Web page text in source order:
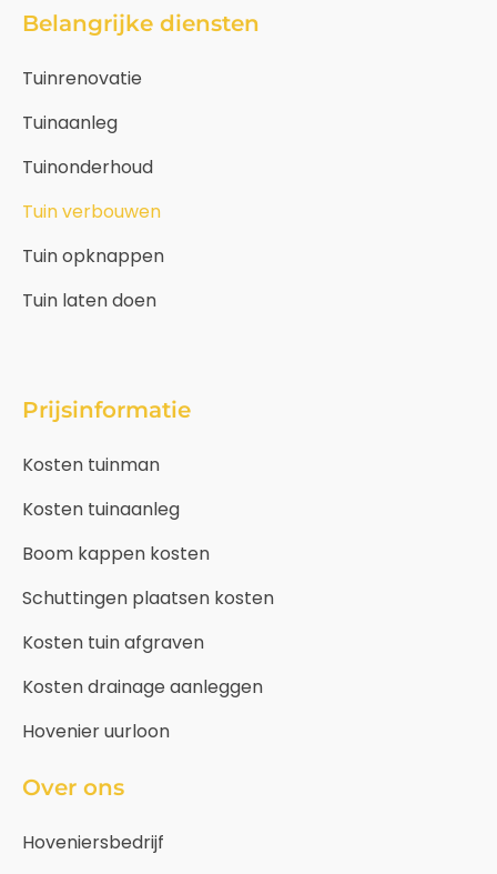
Belangrijke diensten
Tuinrenovatie
Tuinaanleg
Tuinonderhoud
Tuin verbouwen
Tuin opknappen
Tuin laten doen
Prijsinformatie
Kosten tuinman
Kosten tuinaanleg
Boom kappen kosten
Schuttingen plaatsen kosten
Kosten tuin afgraven
Kosten drainage aanleggen
Hovenier uurloon
Over ons
Hoveniersbedrijf